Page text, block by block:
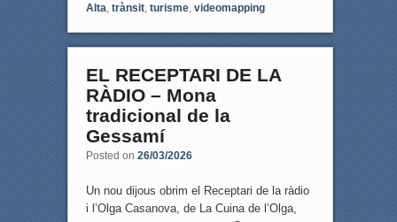
Alta trànsit, turisme, videomapping
EL RECEPTARI DE LA
RÀDIO – Mona
tradicional de la
Gessamí
Posted on 26/03/2026
Un nou dijous obrim el Receptari de la ràdio
i l’Olga Casanova, de La Cuina de l’Olga,